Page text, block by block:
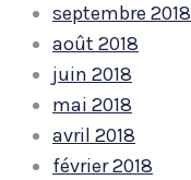
septembre 2018
août 2018
juin 2018
mai 2018
avril 2018
février 2018